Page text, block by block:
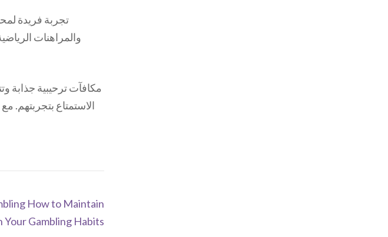
والمراهنات
الاستمتاع بتجربتهم.
How to Maintain
Your Gambling Habits